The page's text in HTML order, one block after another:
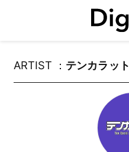
ARTIST ： テンカラット